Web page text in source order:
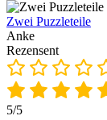
Zwei Puzzleteile
Anke
Rezensent
5/5